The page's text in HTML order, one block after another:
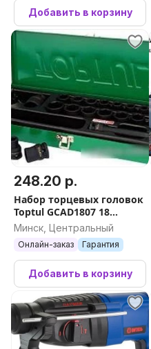
Добавить в корзину
248.20 р.
Набор торцевых головок
Toptul GCAD1807 18
предметов
Минск, Центральный
Онлайн-заказ Гарантия
Добавить в корзину